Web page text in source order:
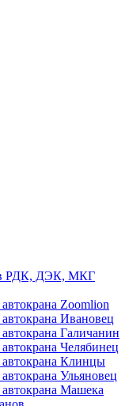
РДК, ДЭК, МКГ
Zoomlion
Ивановец
Галичанин
Челябинец
Клинцы
Ульяновец
Машека